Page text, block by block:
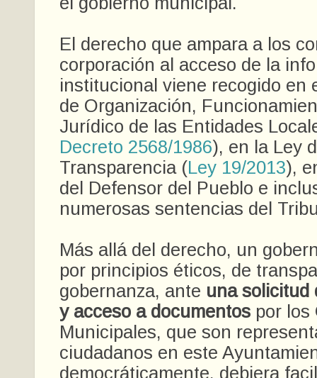
El derecho que ampara a los
corporación al acceso de la
institucional viene recogido en
de Organización,
Jurídico de las Entidades
Decreto 2568/1986), en la Ley
Transparencia (Ley 19/2013),
del Defensor del Pueblo e
numerosas sentencias del
Más allá del derecho, un
por principios éticos, de
gobernanza, ante una solicitud
y acceso a documentos por los
Municipales, que son
ciudadanos en este
democráticamente, debiera